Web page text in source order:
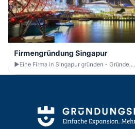
Firmengründung Singapur
►Eine Firma in Singapur gründen - Gründe,...